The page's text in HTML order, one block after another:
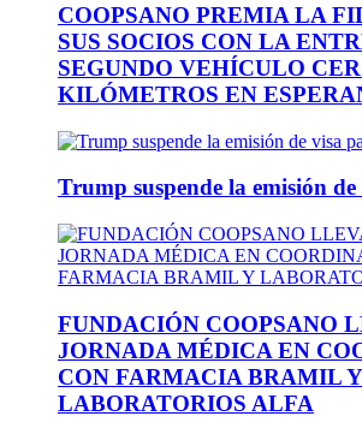
COOPSANO PREMIA LA
SUS SOCIOS CON LA
SEGUNDO VEHÍCULO
KILÓMETROS EN
Trump suspende la emisión
FUNDACIÓN COOPSANO
JORNADA MÉDICA EN
CON FARMACIA BRAMIL Y
LABORATORIOS ALFA